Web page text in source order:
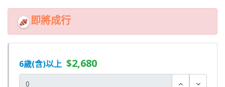
即將成行
6歲(含)以上 $2,680